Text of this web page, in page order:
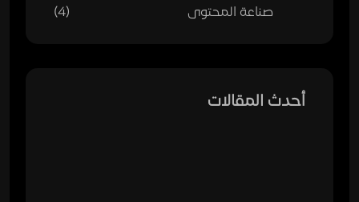
صناعة المحتوى (4)
أحدث المقالات